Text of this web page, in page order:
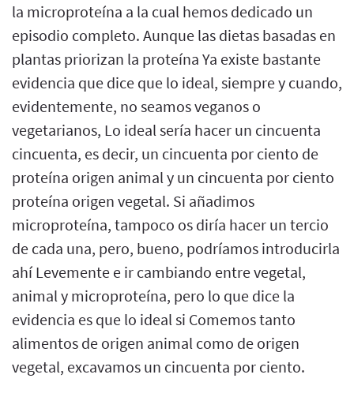
la microproteína a la cual hemos dedicado un
episodio completo. Aunque las dietas basadas en
plantas priorizan la proteína Ya existe bastante
evidencia que dice que lo ideal, siempre y cuando,
evidentemente, no seamos veganos o
vegetarianos, Lo ideal sería hacer un cincuenta
cincuenta, es decir, un cincuenta por ciento de
proteína origen animal y un cincuenta por ciento
proteína origen vegetal. Si añadimos
microproteína, tampoco os diría hacer un tercio
de cada una, pero, bueno, podríamos introducirla
ahí Levemente e ir cambiando entre vegetal,
animal y microproteína, pero lo que dice la
evidencia es que lo ideal si Comemos tanto
alimentos de origen animal como de origen
vegetal, excavamos un cincuenta por ciento.